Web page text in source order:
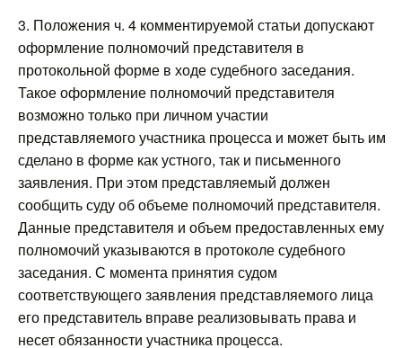
3. Положения ч. 4 комментируемой статьи допускают
оформление полномочий представителя в
протокольной форме в ходе судебного заседания.
Такое оформление полномочий представителя
возможно только при личном участии
представляемого участника процесса и может быть им
сделано в форме как устного, так и письменного
заявления. При этом представляемый должен
сообщить суду об объеме полномочий представителя.
Данные представителя и объем предоставленных ему
полномочий указываются в протоколе судебного
заседания. С момента принятия судом
соответствующего заявления представляемого лица
его представитель вправе реализовывать права и
несет обязанности участника процесса.